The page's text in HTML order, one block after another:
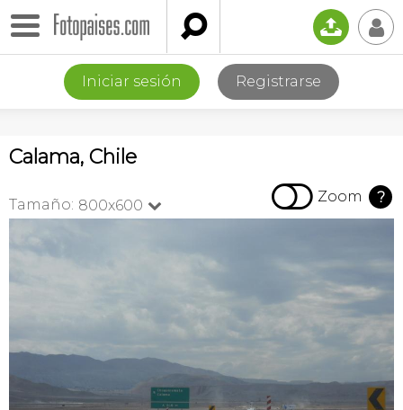
 📤 👤
Iniciar sesión Registrarse
Calama, Chile
Tamaño: 800x600   Zoom ?